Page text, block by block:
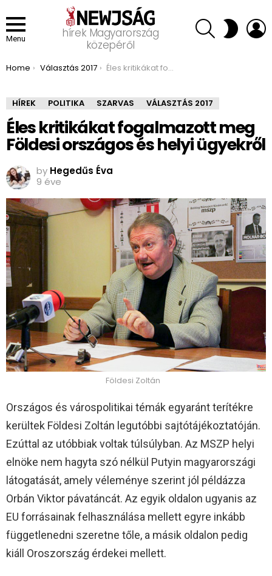
Menu
hírek Magyarország
közepéről
SEARCH SWITCH
SKIN
You are here:
Home Választás 2017 Éles kritikákat fogalmazott meg Földesi országos és helyi ügyekről
HÍREK POLITIKA SZARVAS VÁLASZTÁS 2017
Éles kritikákat fogalmazott meg
Földesi országos és helyi ügyekről
by Hegedűs Éva
9 éve
Földesi Zoltán
Országos és várospolitikai témák egyaránt terítékre
kerültek Földesi Zoltán legutóbbi sajtótájékoztatóján.
Ezúttal az utóbbiak voltak túlsúlyban. Az MSZP helyi
elnöke nem hagyta szó nélkül Putyin magyarországi
látogatását, amely véleménye szerint jól példázza
Orbán Viktor pávatáncát. Az egyik oldalon ugyanis az
EU forrásainak felhasználása mellett egyre inkább
függetlenedni szeretne tőle, a másik oldalon pedig
kiáll Oroszország érdekei mellett.